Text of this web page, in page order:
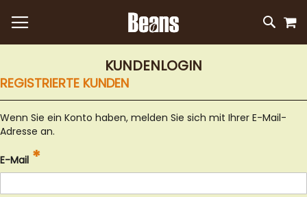
DIREKT
ZUM
INHALT
KUNDENLOGIN
REGISTRIERTE KUNDEN
Wenn Sie ein Konto haben, melden Sie sich mit Ihrer E-Mail-
Adresse an.
E-Mail